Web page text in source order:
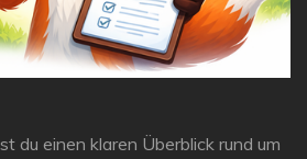
du einen klaren Überblick rund um